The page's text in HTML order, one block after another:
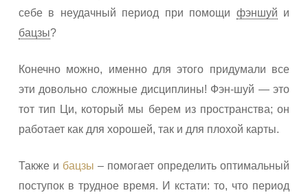
себе в неудачный период при помощи фэншуй и
бацзы?
Конечно можно, именно для этого придумали все
эти довольно сложные дисциплины! Фэн-шуй — это
тот тип Ци, который мы берем из пространства; он
работает как для хорошей, так и для плохой карты.
Также и бацзы – помогает определить оптимальный
поступок в трудное время. И кстати: то, что период